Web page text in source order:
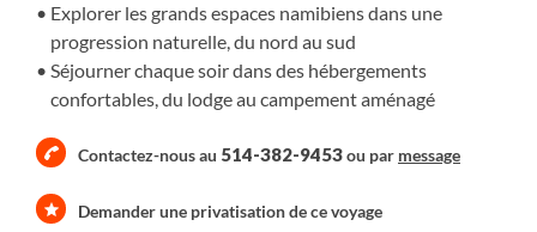
Explorer les grands espaces namibiens dans une
progression naturelle, du nord au sud
Séjourner chaque soir dans des hébergements
confortables, du lodge au campement aménagé
Contactez-nous au 514-382-9453ou par message
Demander une privatisation de ce voyage